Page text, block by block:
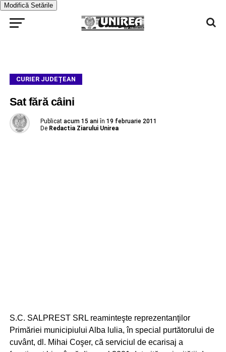
Modifică Setările
CURIER JUDEȚEAN
Sat fără câini
Publicat acum 15 ani în 19 februarie 2011
De Redactia Ziarului Unirea
S.C. SALPREST SRL reaminteşte reprezentanţilor
Primăriei municipiului Alba lulia, în special purtătorului de
cuvânt, dl. Mihai Coşer, că serviciul de ecarisaj a